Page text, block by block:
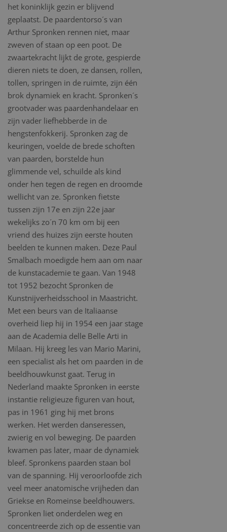
het koninklijk gezin er blijvend
geplaatst. De paardentorso´s van
Arthur Spronken rennen niet, maar
zweven of staan op een poot. De
zwaartekracht lijkt de grote, gespierde
dieren niets te doen, ze dansen, rollen,
tollen, springen in de ruimte, zijn één
brok dynamiek en kracht. Spronken´s
grootvader was paardenhandelaar en
zijn vader liefhebberde in de
hengstenfokkerij. Spronken zag de
keuringen, voelde de brede schoften
van paarden, borstelde hun
glimmende vel, schuilde als kind
onder hen tegen de regen en droomde
wellicht van ze. Spronken fietste
tussen zijn 17e en zijn 22e jaar
wekelijks zo´n 70 km om bij een
vriend des huizes zijn eerste houten
beelden te kunnen maken. Deze Paul
Smalbach moedigde hem aan om naar
de kunstacademie te gaan. Van 1948
tot 1952 bezocht Spronken de
Kunstnijverheidsschool in Maastricht.
Met een beurs van de Italiaanse
overheid liep hij in 1954 een jaar stage
aan de Academia delle Belle Arti in
Milaan. Hij kreeg les van Mario Marini,
een specialist als het om paarden in de
beeldhouwkunst gaat. Terug in
Nederland maakte Spronken in eerste
instantie religieuze figuren van hout,
pas in 1961 ging hij met brons
werken. Het werden danseressen,
zwierig en vol beweging. De paarden
kwamen pas later, maar de dynamiek
bleef. Spronkens paarden staan bol
van de spanning. Hij veroorloofde zich
veel meer anatomische vrijheden dan
Griekse en Romeinse beeldhouwers.
Spronken liet onderdelen weg en
concentreerde zich op de essentie van